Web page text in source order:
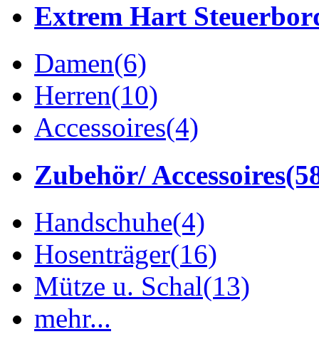
Extrem Hart
Damen(6)
Herren(10)
Accessoires(4)
Zubehör/ Accessoires
Handschuhe(4)
Hosenträger(16)
Mütze u. Schal(13)
mehr...